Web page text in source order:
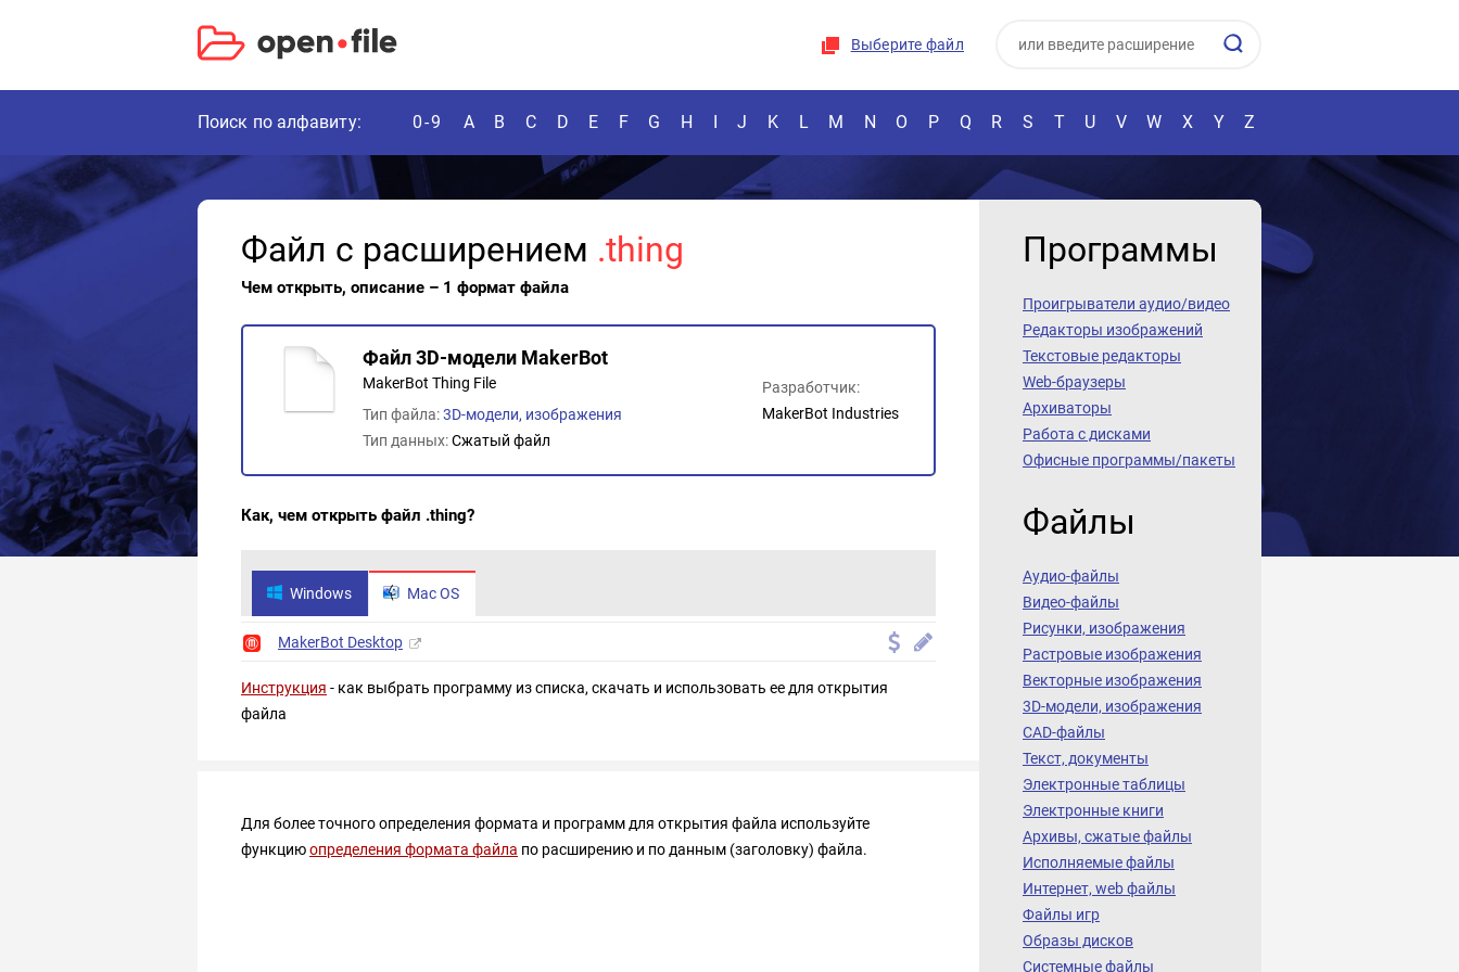
Выберите файл
Поиск по алфавиту: 0-9 A B C D E F G H I J K L M N O P Q R S T U V W X Y Z
Файл с расширением .thing
Чем открыть, описание – 1 формат файла
Файл 3D-модели MakerBot
MakerBot Thing File
Тип файла:3D-модели, изображения
Тип данных:Сжатый файл
Разработчик:
MakerBot Industries
Как, чем открыть файл .thing?
Windows Mac OS
MakerBot Desktop
Инструкция - как выбрать программу из списка, скачать и использовать ее для открытия
файла
Для более точного определения формата и программ для открытия файла используйте
функциюопределения формата файла по расширению и по данным (заголовку) файла.
Программы
Проигрыватели аудио/видео
Редакторы изображений
Текстовые редакторы
Web-браузеры
Архиваторы
Работа с дисками
Офисные программы/пакеты
Файлы
Аудио-файлы
Видео-файлы
Рисунки, изображения
Растровые изображения
Векторные изображения
3D-модели, изображения
CAD-файлы
Текст, документы
Электронные таблицы
Электронные книги
Архивы, сжатые файлы
Исполняемые файлы
Интернет, web файлы
Файлы игр
Образы дисков
Системные файлы